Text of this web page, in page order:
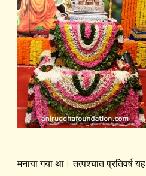
मनाया गया था। तत्पश्चात प्रतिवर्ष